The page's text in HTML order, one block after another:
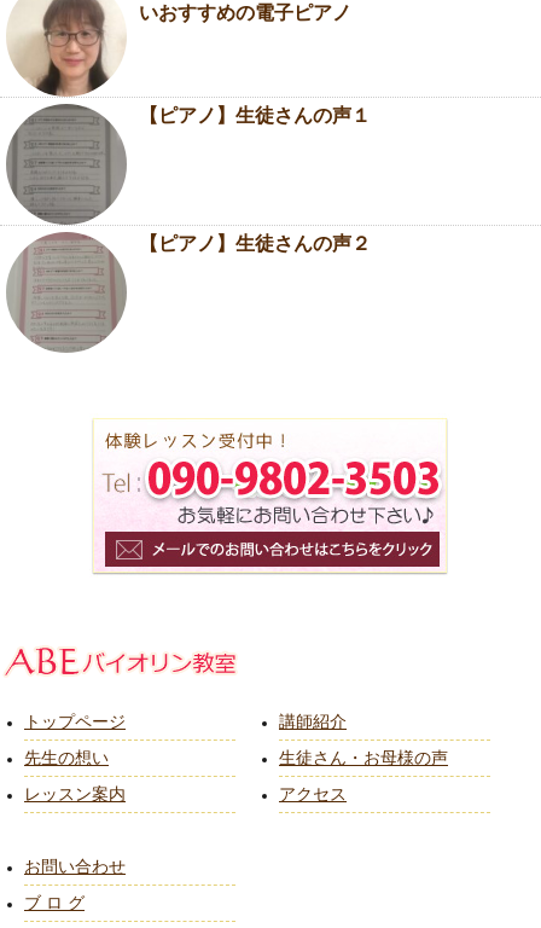
いおすすめの電子ピアノ
【ピアノ】生徒さんの声１
【ピアノ】生徒さんの声２
トップページ
先生の想い
レッスン案内
講師紹介
生徒さん・お母様の声
アクセス
お問い合わせ
ブ ロ グ